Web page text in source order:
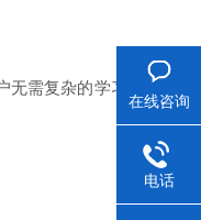
需复杂的学习即可快
在线咨询
电话